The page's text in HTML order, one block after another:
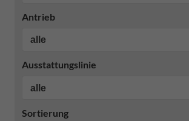
Antrieb
Ausstattungslinie
Sortierung